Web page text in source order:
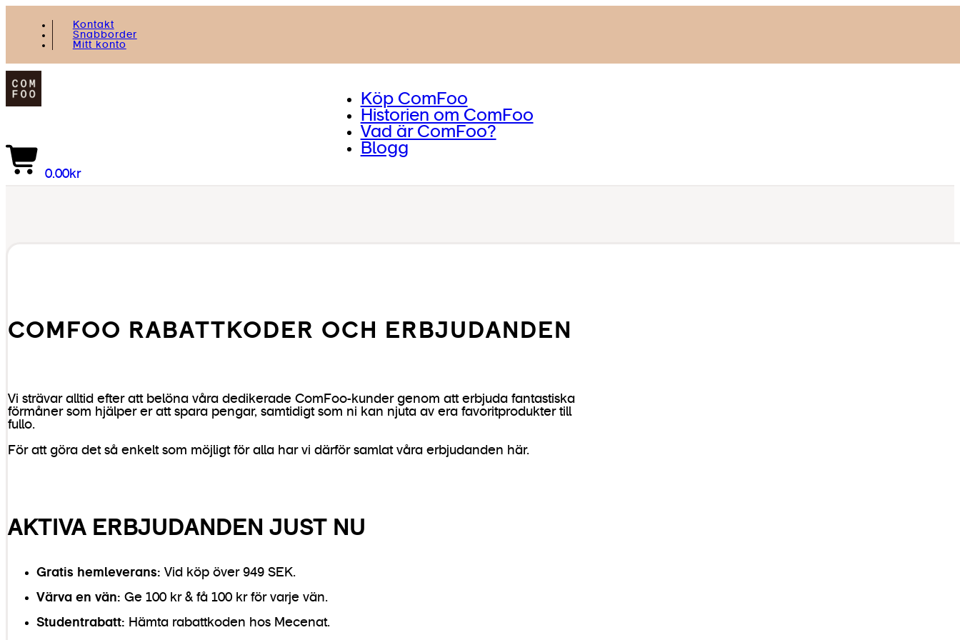
Kontakt
Snabborder
Mitt konto
Köp ComFoo
Historien om ComFoo
Vad är ComFoo?
Blogg
0,00kr
COMFOO RABATTKODER OCH ERBJUDANDEN
Vi strävar alltid efter att belöna våra dedikerade ComFoo-kunder genom att erbjuda fantastiska
förmåner som hjälper er att spara pengar, samtidigt som ni kan njuta av era favoritprodukter till
fullo.
För att göra det så enkelt som möjligt för alla har vi därför samlat våra erbjudanden här.
AKTIVA ERBJUDANDEN JUST NU
Gratis hemleverans: Vid köp över 949 SEK.
Värva en vän: Ge 100 kr & få 100 kr för varje vän.
Studentrabatt: Hämta rabattkoden hos Mecenat.